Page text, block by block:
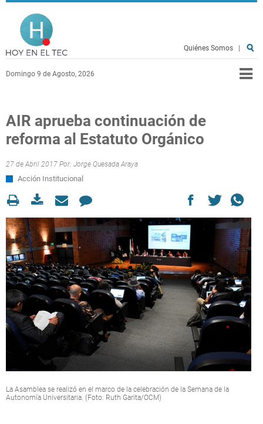
Pasar al contenido principal
Domingo 9 de Agosto, 2026
Quiénes Somos
AIR aprueba continuación de
reforma al Estatuto Orgánico
27 de Abril 2017 Por: Jorge Quesada Araya
Acción Institucional
La Asamblea se realizó en el marco de la celebración de la Semana de la
Autonomía Universitaria. (Foto: Ruth Garita/OCM)